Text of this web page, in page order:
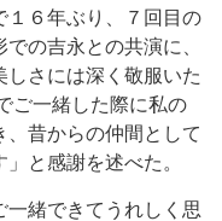
１６年ぶり、７回目の
の吉永との共演に、
さには深く敬服いた
ご一緒した際に私の
昔からの仲間として
と感謝を述べた。
緒できてうれしく思